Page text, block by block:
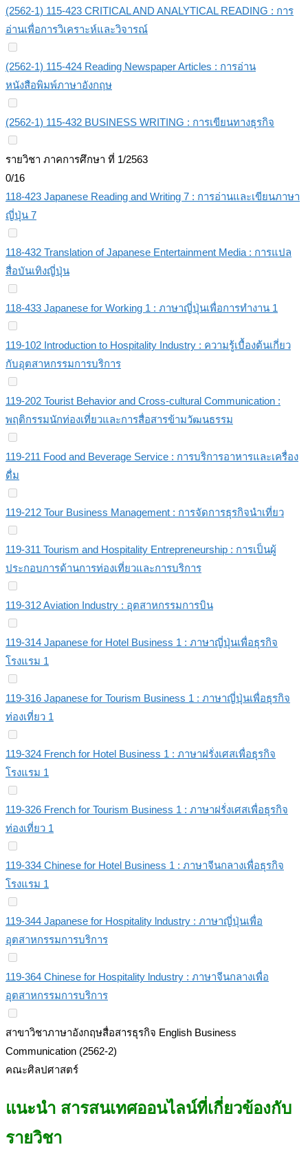
(2562-1) 115-423 CRITICAL AND ANALYTICAL READING : การ
อ่านเพื่อการวิเคราะห์และวิจารณ์
(2562-1) 115-424 Reading Newspaper Articles : การอ่าน
หนังสือพิมพ์ภาษาอังกฤษ
(2562-1) 115-432 BUSINESS WRITING : การเขียนทางธุรกิจ
รายวิชา ภาคการศึกษา ที่ 1/2563
0/16
118-423 Japanese Reading and Writing 7 : การอ่านและเขียนภาษา
ญี่ปุ่น 7
118-432 Translation of Japanese Entertainment Media : การแปล
สื่อบันเทิงญี่ปุ่น
118-433 Japanese for Working 1 : ภาษาญี่ปุ่นเพื่อการทำงาน 1
119-102 Introduction to Hospitality Industry : ความรู้เบื้องต้นเกี่ยว
กับอุตสาหกรรมการบริการ
119-202 Tourist Behavior and Cross-cultural Communication :
พฤติกรรมนักท่องเที่ยวและการสื่อสารข้ามวัฒนธรรม
119-211 Food and Beverage Service : การบริการอาหารและเครื่อง
ดื่ม
119-212 Tour Business Management : การจัดการธุรกิจนำเที่ยว
119-311 Tourism and Hospitality Entrepreneurship : การเป็นผู้
ประกอบการด้านการท่องเที่ยวและการบริการ
119-312 Aviation Industry : อุตสาหกรรมการบิน
119-314 Japanese for Hotel Business 1 : ภาษาญี่ปุ่นเพื่อธุรกิจ
โรงแรม 1
119-316 Japanese for Tourism Business 1 : ภาษาญี่ปุ่นเพื่อธุรกิจ
ท่องเที่ยว 1
119-324 French for Hotel Business 1 : ภาษาฝรั่งเศสเพื่อธุรกิจ
โรงแรม 1
119-326 French for Tourism Business 1 : ภาษาฝรั่งเศสเพื่อธุรกิจ
ท่องเที่ยว 1
119-334 Chinese for Hotel Business 1 : ภาษาจีนกลางเพื่อธุรกิจ
โรงแรม 1
119-344 Japanese for Hospitality lndustry : ภาษาญี่ปุ่นเพื่อ
อุตสาหกรรมการบริการ
119-364 Chinese for Hospitality lndustry : ภาษาจีนกลางเพื่อ
อุตสาหกรรมการบริการ
สาขาวิชาภาษาอังกฤษสื่อสารธุรกิจ English Business
Communication (2562-2)
คณะศิลปศาสตร์
แนะนำ สารสนเทศออนไลน์ที่เกี่ยวข้องกับ
รายวิชา